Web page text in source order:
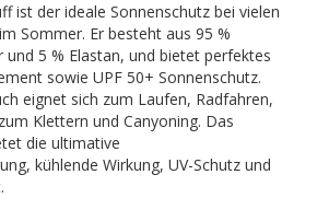
ist der ideale Sonnenschutz bei vielen
Sommer. Er besteht aus 95 %
5 % Elastan, und bietet perfektes
sowie UPF 50+ Sonnenschutz.
eignet sich zum Laufen, Radfahren,
Klettern und Canyoning. Das
die ultimative
kühlende Wirkung, UV-Schutz und